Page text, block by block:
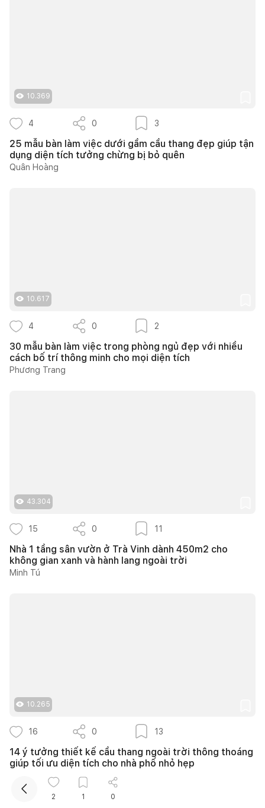
10.369
4 0 3
25 mẫu bàn làm việc dưới gầm cầu thang đẹp giúp tận
dụng diện tích tưởng chừng bị bỏ quên
Quân Hoàng
10.617
4 0 2
30 mẫu bàn làm việc trong phòng ngủ đẹp với nhiều
cách bố trí thông minh cho mọi diện tích
Phương Trang
43.304
15 0 11
Nhà 1 tầng sân vườn ở Trà Vinh dành 450m2 cho
không gian xanh và hành lang ngoài trời
Minh Tú
10.265
16 0 13
14 ý tưởng thiết kế cầu thang ngoài trời thông thoáng
giúp tối ưu diện tích cho nhà phố nhỏ hẹp
2 1 0